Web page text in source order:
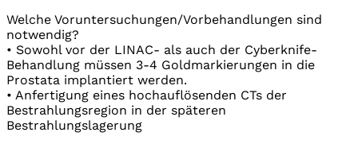
Welche Voruntersuchungen/Vorbehandlungen sind
notwendig?
• Sowohl vor der LINAC- als auch der Cyberknife-
Behandlung müssen 3-4 Goldmarkierungen in die
Prostata implantiert werden.
• Anfertigung eines hochauflösenden CTs der
Bestrahlungsregion in der späteren
Bestrahlungslagerung